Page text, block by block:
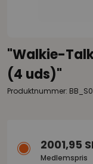
"Walkie-
(4 uds)"
Produktnummer:
2001,95
Medlemspris